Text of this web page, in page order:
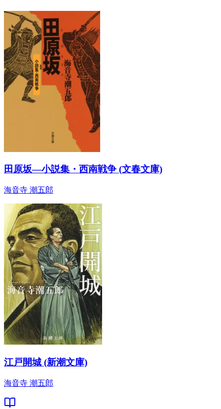
田原坂―小説集・西南戦争 (文春文庫)
海音寺 潮五郎
江戸開城 (新潮文庫)
海音寺 潮五郎